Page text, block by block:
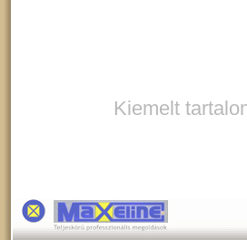
Kiemelt